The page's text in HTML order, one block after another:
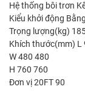
Hệ thống bôi trơn
Kiểu khởi động
Trọng lượng(kg)
Khích thước(mm) L
W 480 480
H 760 760
Đơn vị 20FT 90